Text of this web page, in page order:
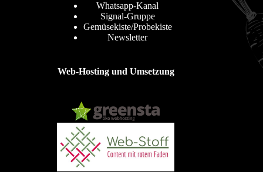
Whatsapp-Kanal
Signal-Gruppe
Gemüsekiste/Probekiste
Newsletter
Web-Hosting und Umsetzung